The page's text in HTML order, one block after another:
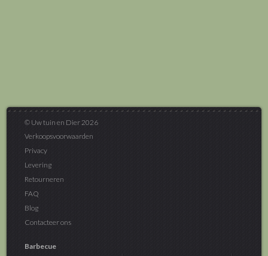
© Uw tuin en Dier 2026
Verkoopsvoorwaarden
Privacy
Levering
Retourneren
FAQ
Blog
Contacteer ons
Barbecue